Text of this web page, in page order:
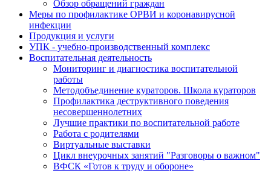
Обзор обращений граждан
Меры по профилактике ОРВИ и коронавирусной
инфекции
Продукция и услуги
УПК - учебно-производственный комплекс
Воспитательная деятельность
Мониторинг и диагностика воспитательной
работы
Методобъединение кураторов. Школа кураторов
Профилактика деструктивного поведения
несовершеннолетних
Лучшие практики по воспитательной работе
Работа с родителями
Виртуальные выставки
Цикл внеурочных занятий "Разговоры о важном"
ВФСК «Готов к труду и обороне»